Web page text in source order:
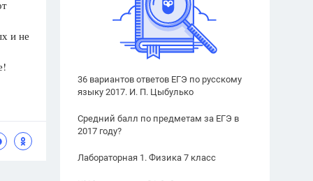
36 вариантов ответов ЕГЭ по русскому
языку 2017. И. П. Цыбулько
Средний балл по предметам за ЕГЭ в
2017 году?
Лабораторная 1. Физика 7 класс
и не